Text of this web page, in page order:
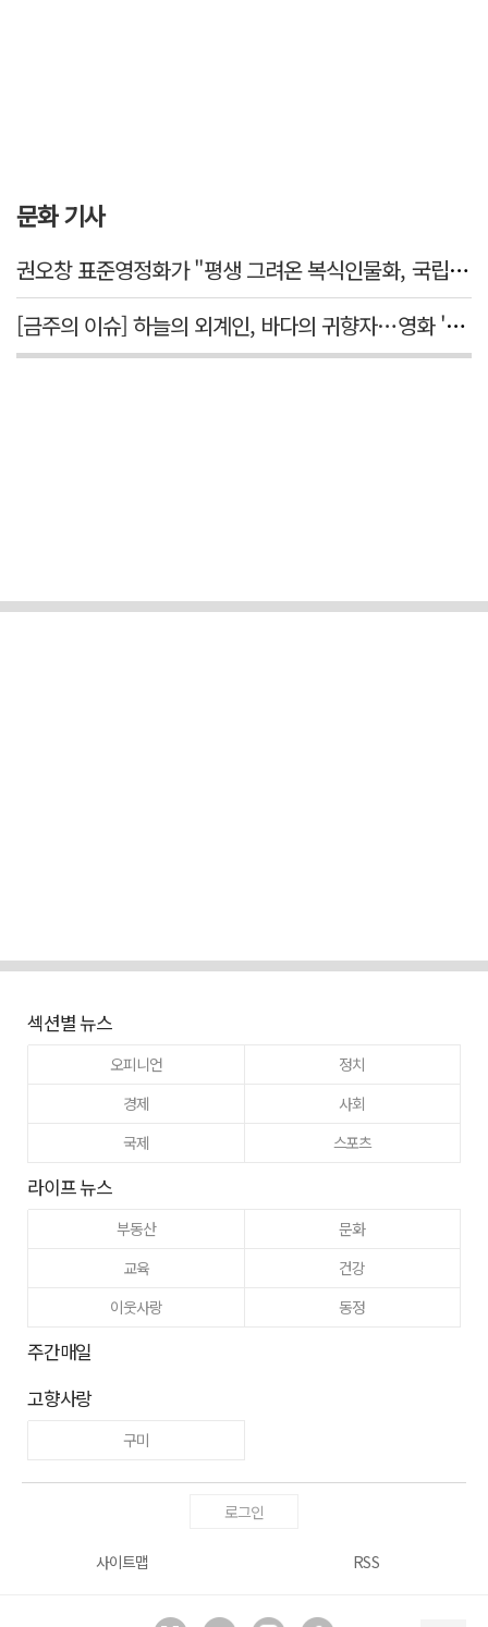
문화 기사
권오창 표준영정화가 "평생 그려온 복식인물화, 국립대구박물관에서 가치 있게 활용되길"
[금주의 이슈] 하늘의 외계인, 바다의 귀향자…영화 '호프'와 '오디세이'
섹션별 뉴스
오피니언
정치
경제
사회
국제
스포츠
라이프 뉴스
부동산
문화
교육
건강
이웃사랑
동정
주간매일
고향사랑
구미
로그인
사이트맵 RSS